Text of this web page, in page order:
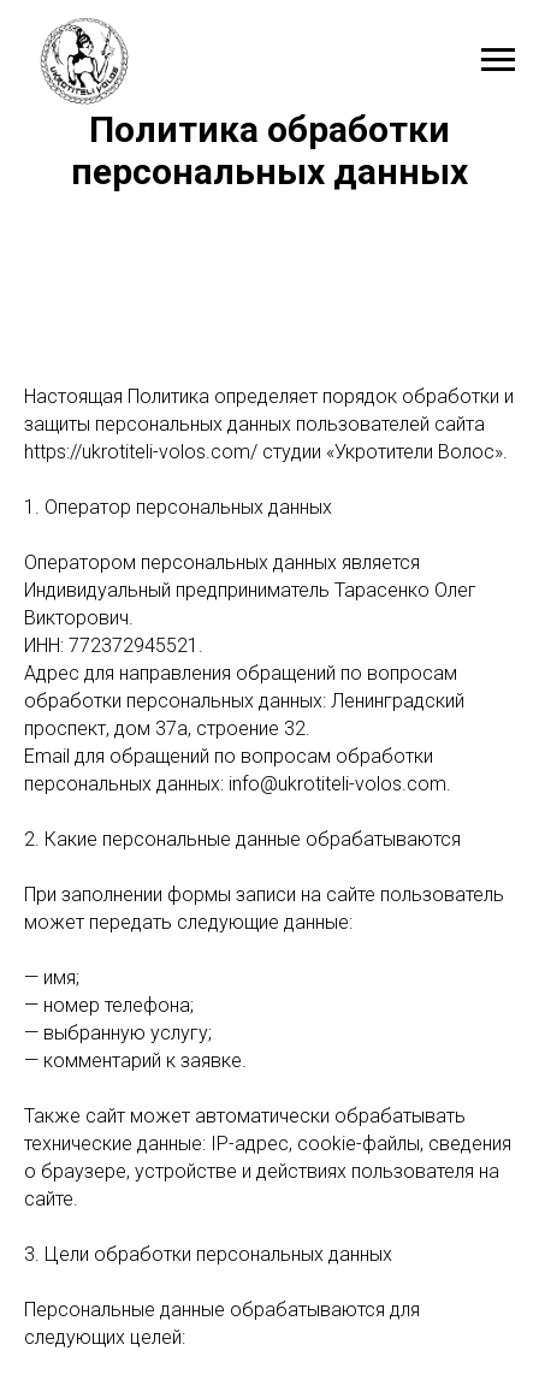
Политика обработки
персональных данных
Настоящая Политика определяет порядок обработки и
защиты персональных данных пользователей сайта
https://ukrotiteli-volos.com/ студии «Укротители Волос».
1. Оператор персональных данных
Оператором персональных данных является
Индивидуальный предприниматель Тарасенко Олег
Викторович.
ИНН: 772372945521.
Адрес для направления обращений по вопросам
обработки персональных данных: Ленинградский
проспект, дом 37а, строение 32.
Email для обращений по вопросам обработки
персональных данных: info@ukrotiteli-volos.com.
2. Какие персональные данные обрабатываются
При заполнении формы записи на сайте пользователь
может передать следующие данные:
— имя;
— номер телефона;
— выбранную услугу;
— комментарий к заявке.
Также сайт может автоматически обрабатывать
технические данные: IP-адрес, cookie-файлы, сведения
о браузере, устройстве и действиях пользователя на
сайте.
3. Цели обработки персональных данных
Персональные данные обрабатываются для
следующих целей: